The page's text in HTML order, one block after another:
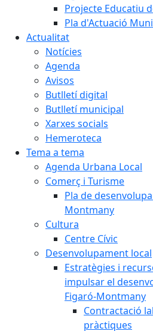
Projecte Educatiu
Pla d'Actuació
Actualitat
Notícies
Agenda
Avisos
Butlletí digital
Butlletí municipal
Xarxes socials
Hemeroteca
Tema a tema
Agenda Urbana Local
Comerç i Turisme
Pla de
Montmany
Cultura
Centre Cívic
Desenvolupament local
Estratègies i
impulsar el
Figaró-Montmany
Contractació
pràctiques